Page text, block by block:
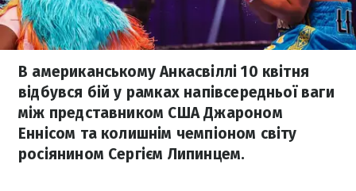
В американському Анкасвіллі 10 квітня
відбувся бій у рамках напівсередньої ваги
між представником США Джароном
Еннісом та колишнім чемпіоном світу
росіянином Сергієм Липинцем.